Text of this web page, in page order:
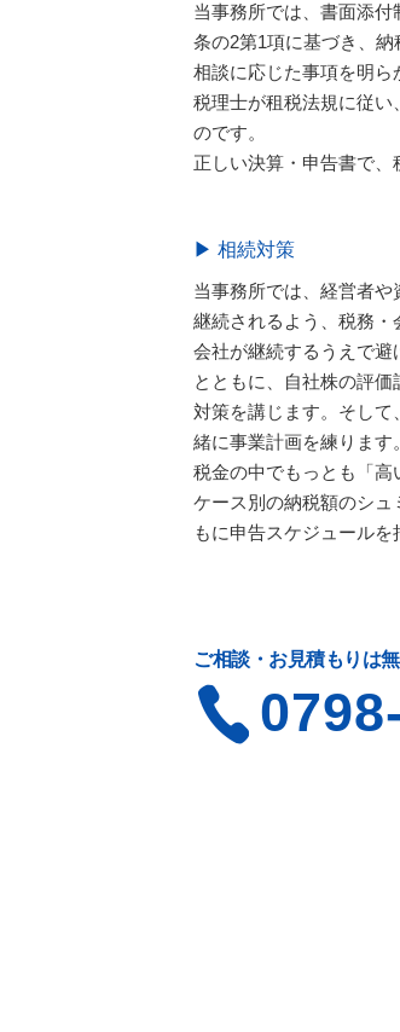
当事務所では、書面添
条の2第1項に基づき、
相談に応じた事項を明
税理士が租税法規に従
のです。
正しい決算・申告書で、
▶ 相続対策
当事務所では、経営者
継続されるよう、税務・
会社が継続するうえで
とともに、自社株の評
対策を講じます。そし
緒に事業計画を練ります。
税金の中でもっとも「
ケース別の納税額のシュ
もに申告スケジュールを
ご相談・お見積もりは